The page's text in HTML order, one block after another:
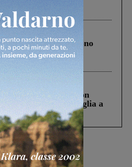
in A1 in cui morirono
Lo schianto, il
sorpassi fra tir....
struttura di Castiglion
aveva ucciso la figlia a